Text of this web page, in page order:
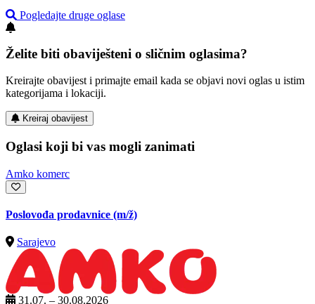
Pogledajte druge oglase
Želite biti obaviješteni o sličnim oglasima?
Kreirajte obavijest i primajte email kada se objavi novi oglas u istim
kategorijama i lokaciji.
Kreiraj obavijest
Oglasi koji bi vas mogli zanimati
Amko komerc
Poslovođa prodavnice (m/ž)
Sarajevo
31.07. – 30.08.2026